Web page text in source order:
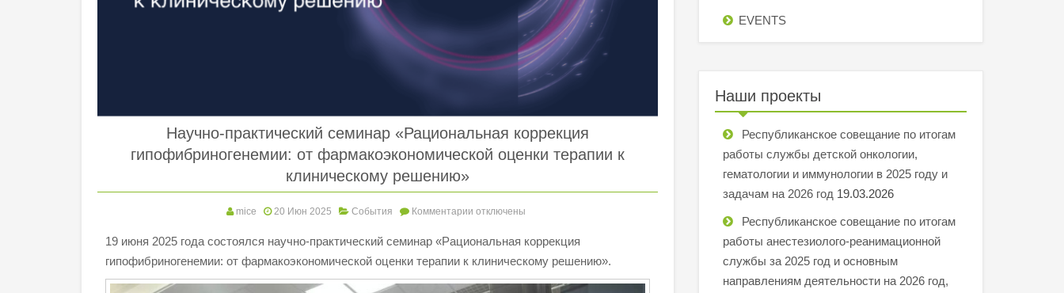
Научно-практический семинар «Рациональная коррекция
гипофибриногенемии: от фармакоэкономической оценки терапии к
клиническому решению»
mice 20 Июн 2025 События Комментарии отключены
19 июня 2025 года состоялся научно-практический семинар «Рациональная коррекция
гипофибриногенемии: от фармакоэкономической оценки терапии к клиническому решению».
EVENTS
Наши проекты
Республиканское совещание по итогам
работы службы детской онкологии,
гематологии и иммунологии в 2025 году и
задачам на 2026 год 19.03.2026
Республиканское совещание по итогам
работы анестезиолого-реанимационной
службы за 2025 год и основным
направлениям деятельности на 2026 год,